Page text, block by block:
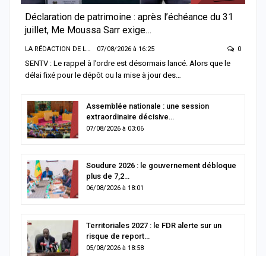
Déclaration de patrimoine : après l’échéance du 31
juillet, Me Moussa Sarr exige…
LA RÉDACTION DE LA SENTV.INFO 07/08/2026 à 16:25 0
SENTV : Le rappel à l’ordre est désormais lancé. Alors que le
délai fixé pour le dépôt ou la mise à jour des…
Assemblée nationale : une session
extraordinaire décisive…
07/08/2026 à 03:06
Soudure 2026 : le gouvernement débloque
plus de 7,2…
06/08/2026 à 18:01
Territoriales 2027 : le FDR alerte sur un
risque de report…
05/08/2026 à 18:58